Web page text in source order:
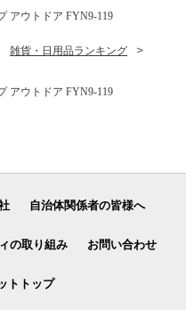
アウトドア FYN9-119
雑貨・日用品ランキング
アウトドア FYN9-119
自治体関係者の皆様へ
の取り組み お問い合わせ
トトップ